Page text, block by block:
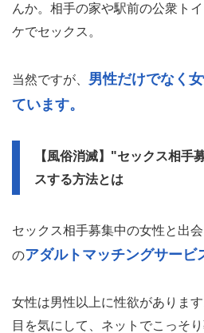
んか。相手の家や駅前の公衆ト
ケでセックス。
当然ですが、 男性だけでなく
ています。
【風俗消滅】"セックス相手
スする方法とは
セックス相手募集中の女性と出
のアダルトマッチングサービ
女性は男性以上に性欲がありま
目を気にして、ネットでこっそり